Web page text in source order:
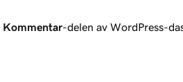
Kommentar-delen av WordPress-